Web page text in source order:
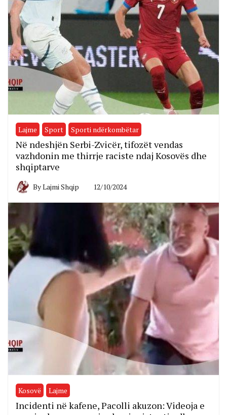
Lajme Sport Sporti ndërkombëtar
Në ndeshjën Serbi-Zvicër, tifozët vendas
vazhdonin me thirrje raciste ndaj Kosovës dhe
shqiptarve
ByLajmi Shqip 12/10/2024
Kosovë Lajme
Incidenti në kafene, Pacolli akuzon: Videoja e